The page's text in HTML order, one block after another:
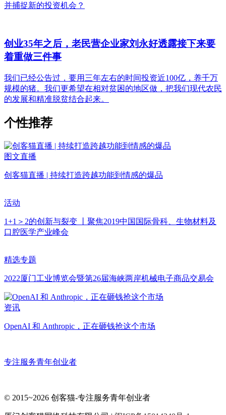
并捕捉新的投资机会？
创业35年之后，老民营企业家刘永好透露接下来要
着重做三件事
我们已经公告过，要用三年左右的时间投资近100亿，养千万
规模的猪。我们更希望在相对贫困的地区做，把我们现代农民
的发展和精准脱贫结合起来。
个性推荐
图文直播
创客猫直播 | 持续打造跨越功能到情感的爆品
活动
1+1＞2的创新与裂变 丨聚焦2019中国国际骨科、生物材料及
口腔医学产业峰会
精选专题
2022厦门工业博览会暨第26届海峡两岸机械电子商品交易会
资讯
OpenAI 和 Anthropic，正在砸钱抢这个市场
专注服务青年创业者
© 2015~2026 创客猫-专注服务青年创业者